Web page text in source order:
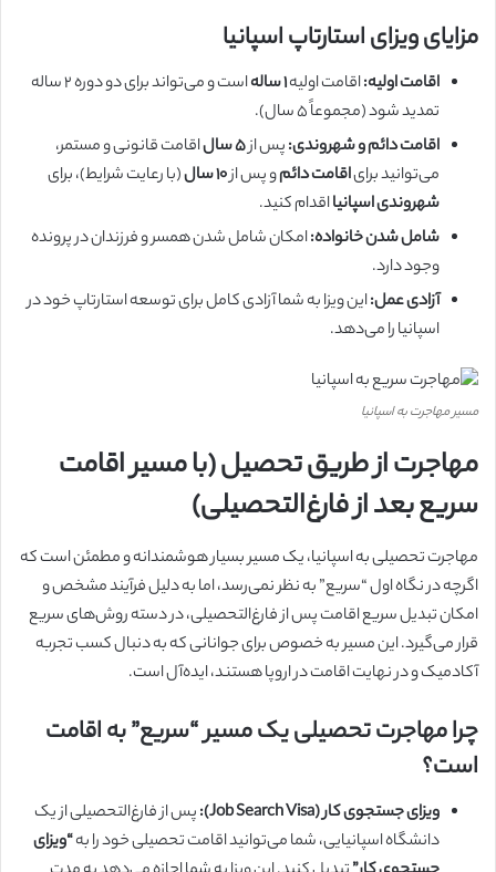
مزایای ویزای استارتاپ اسپانیا
اقامت اولیه:اقامت اولیه۱ ساله
است و می‌تواند برای دو دوره ۲ ساله
تمدید شود (مجموعاً ۵ سال).
اقامت دائم و شهروندی:پس از۵ سال
اقامت قانونی و مستمر،
می‌توانید برایاقامت دائمو پس از۱۰ سال
(با رعایت شرایط)، برای
شهروندی اسپانیااقدام کنید.
شامل شدن خانواده:امکان شامل شدن همسر و فرزندان در پرونده
وجود دارد.
آزادی عمل:این ویزا به شما آزادی کامل برای توسعه استارتاپ خود در
اسپانیا را می‌دهد.
مسیر مهاجرت به اسپانیا
مهاجرت از طریق تحصیل (با مسیر اقامت
سریع بعد از فارغ‌التحصیلی)
مهاجرت تحصیلی به اسپانیا، یک مسیر بسیار هوشمندانه و مطمئن است که
اگرچه در نگاه اول “سریع” به نظر نمی‌رسد، اما به دلیل فرآیند مشخص و
امکان تبدیل سریع اقامت پس از فارغ‌التحصیلی، در دسته روش‌های سریع
قرار می‌گیرد. این مسیر به خصوص برای جوانانی که به دنبال کسب تجربه
آکادمیک و در نهایت اقامت در اروپا هستند، ایده‌آل است.
چرا مهاجرت تحصیلی یک مسیر “سریع” به اقامت
است؟
ویزای جستجوی کار (Job Search Visa):
پس از فارغ‌التحصیلی از یک
دانشگاه اسپانیایی، شما می‌توانید اقامت تحصیلی خود را به“ویزای